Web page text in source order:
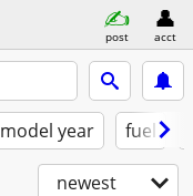
post acct
model year fuel
newest